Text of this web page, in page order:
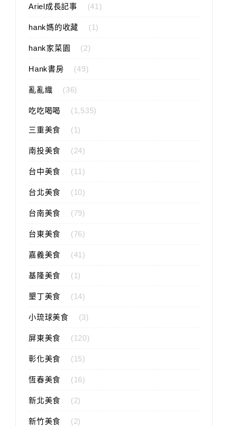
Ariel成長記事 (41)
hank媽的收藏 (1)
hank家菜園 (2)
Hank書房 (49)
亂亂織 (36)
吃吃喝喝 (1,535)
三重美食 (1)
南投美食 (24)
台中美食 (11)
台北美食 (10)
台南美食 (79)
台東美食 (76)
嘉義美食 (41)
基隆美食 (1)
墾丁美食 (14)
小琉球美食 (3)
屏東美食 (120)
彰化美食 (15)
恆春美食 (16)
新北美食 (2)
新竹美食 (2)